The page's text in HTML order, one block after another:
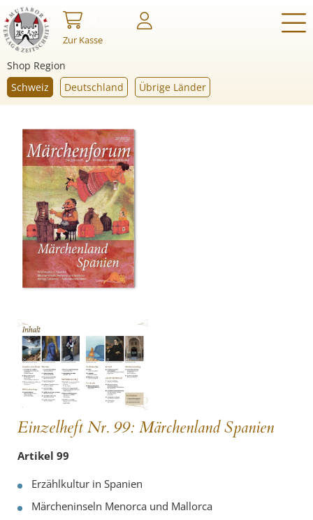
Zur Kasse
Shop Region
Schweiz
Deutschland Übrige Länder
Einzelheft Nr. 99: Märchenland Spanien
Artikel 99
Erzählkultur in Spanien
Märcheninseln Menorca und Mallorca